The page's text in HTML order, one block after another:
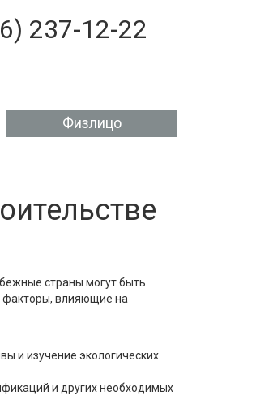
237-12-22
Физлицо
страны могут быть
факторы, влияющие на
и изучение экологических
и других необходимых